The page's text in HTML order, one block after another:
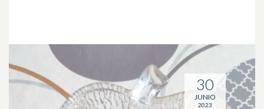
30
JUNIO
2023